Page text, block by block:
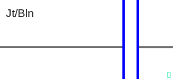
Jt/Bln